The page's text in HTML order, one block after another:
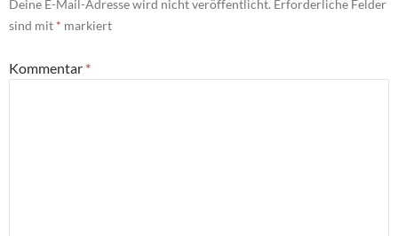
Deine E-Mail-Adresse wird nicht veröffentlicht. Erforderliche Felder
sind mit * markiert
Kommentar *